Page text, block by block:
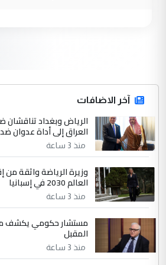
جنسية الرافد الثالث للعراق
ابا فرات ...
الموضوع :
الجواهري يرد على
مضجعيك يابن الزنا (نص كامل)
سردار
التعليق : واحد من عصابة علي
جنسية الرافد الثالث للعراق
ابا فرات ...
الموضوع :
الجواهري يرد على
مضجعيك يابن الزنا (نص كامل)
آخر الاضافات
الرياض وبغداد
العراق إلى أداة عدوان
منذ 3 ساعة
وزيرة الرياضة واثقة
العالم 2030 في إسبانيا
منذ 3 ساعة
مستشار حكومي يكشف
المقبل
منذ 3 ساعة